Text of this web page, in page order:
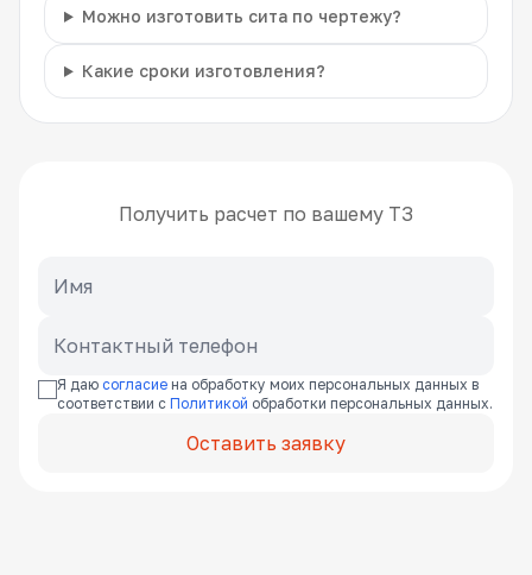
Можно изготовить сита по чертежу?
Какие сроки изготовления?
Получить расчет по вашему ТЗ
Я даю согласие на обработку моих персональных данных в
соответствии с Политикой обработки персональных данных.
Оставить заявку